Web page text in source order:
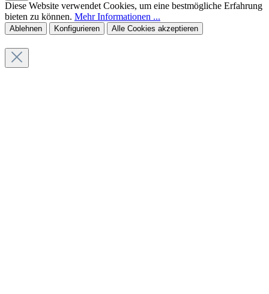
Diese Website verwendet Cookies, um eine bestmögliche Erfahrung
bieten zu können. Mehr Informationen ...
Ablehnen Konfigurieren Alle Cookies akzeptieren